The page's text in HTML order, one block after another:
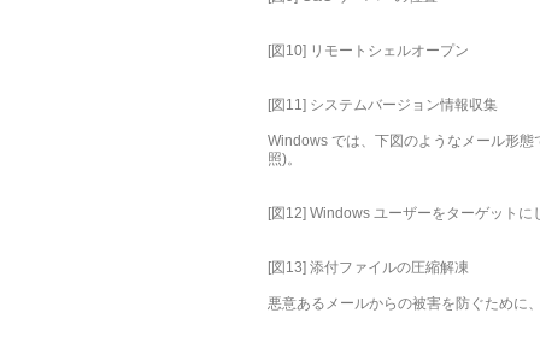
[図10] リモートシェルオープン
[図11] システムバージョン情報収集
Windows では、下図のようなメール形
照)。
[図12] Windows ユーザーをターゲットに
[図13] 添付ファイルの圧縮解凍
悪意あるメールからの被害を防ぐために